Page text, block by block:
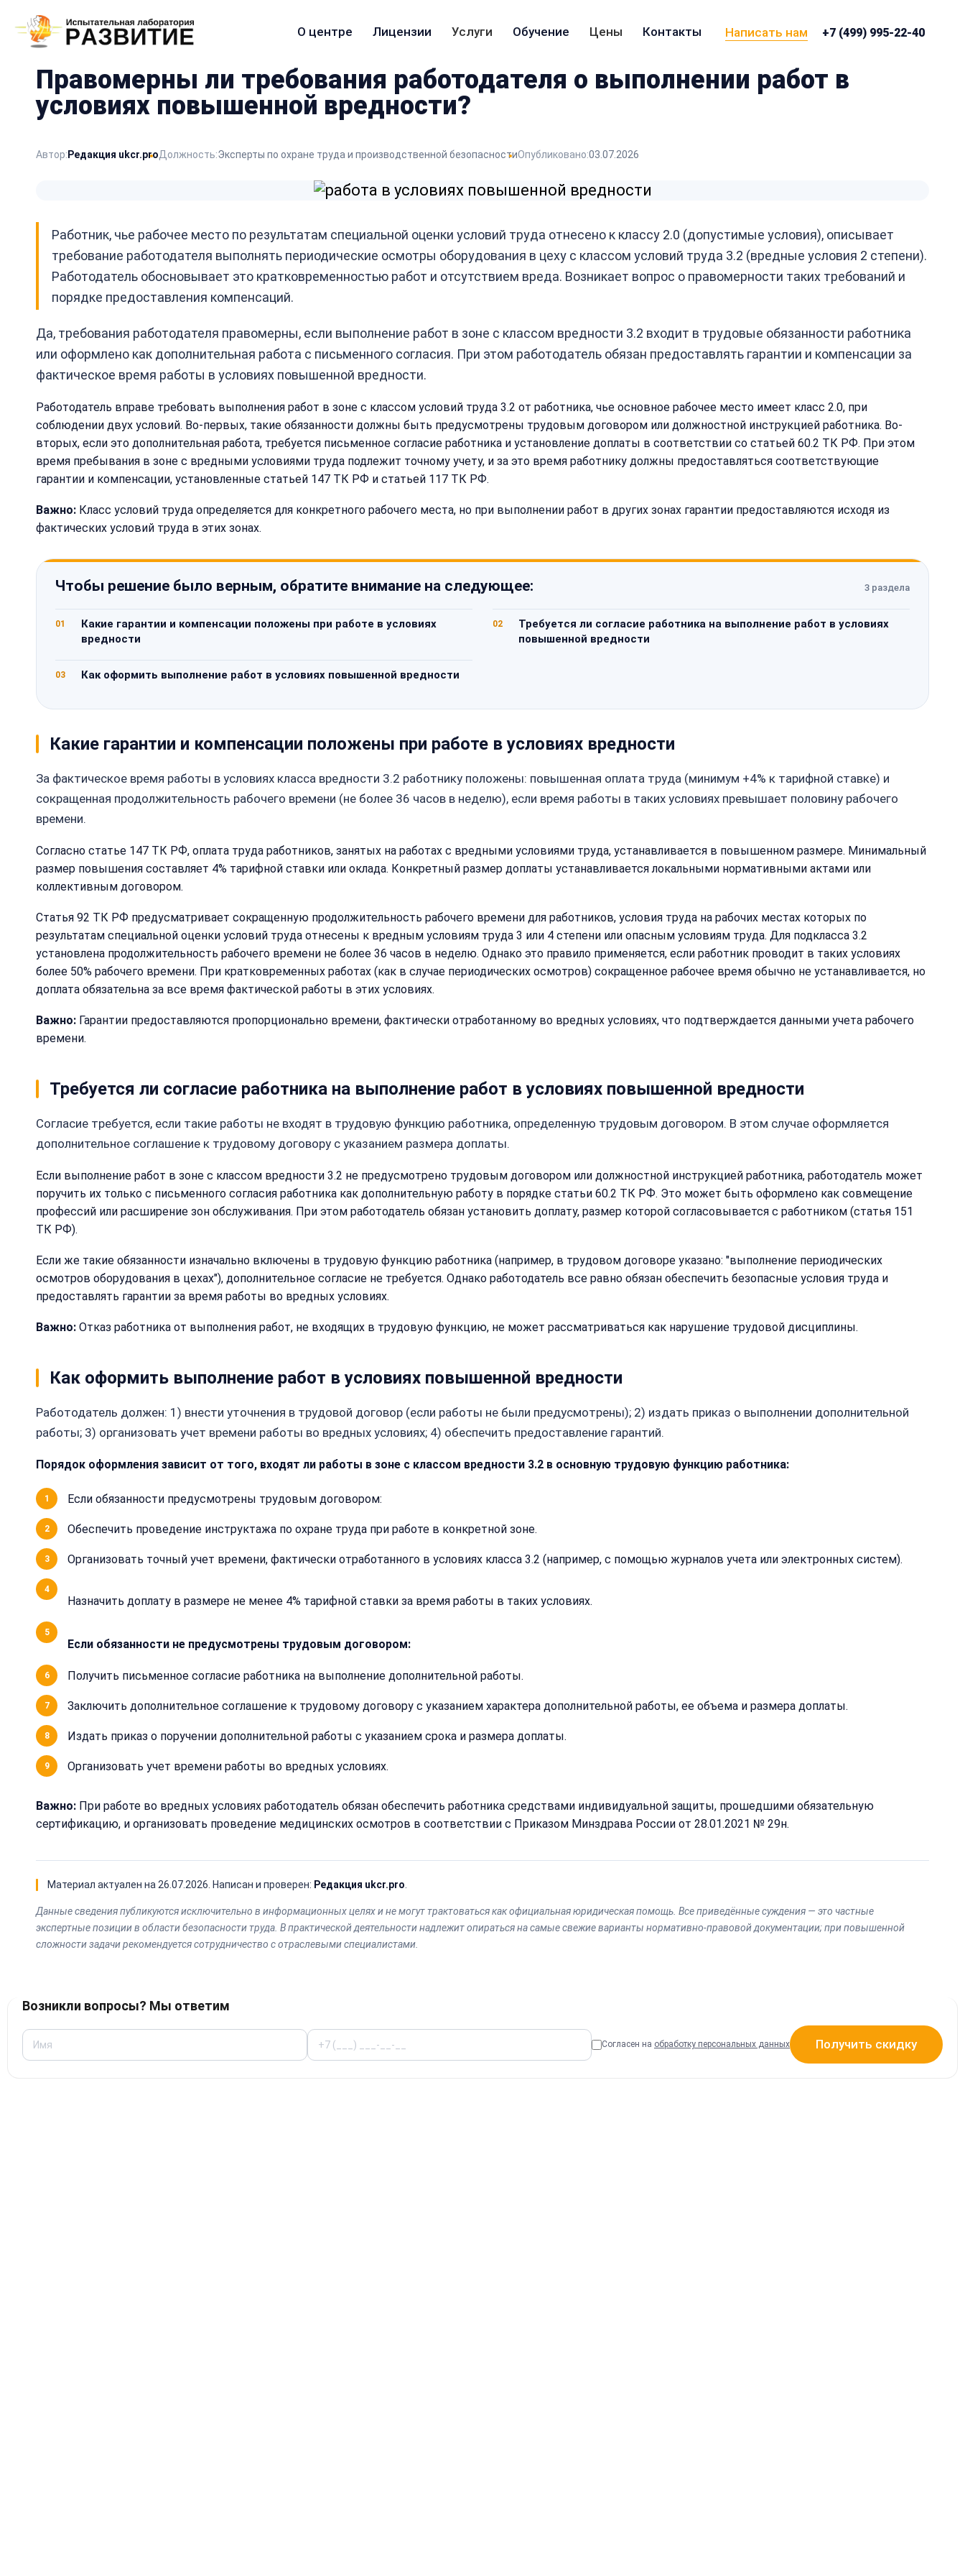
О центре Лицензии Услуги Обучение Цены Контакты Написать нам +7 (499) 995-22-40
Закрыть
меню
Правомерны ли требования работодателя о выполнении работ в
условиях повышенной вредности?
Автор: Редакция ukcr.proДолжность:Эксперты по охране труда и производственной безопасностиОпубликовано:03.07.2026
Работник, чье рабочее место по результатам специальной оценки условий труда отнесено к классу 2.0 (допустимые условия), описывает
требование работодателя выполнять периодические осмотры оборудования в цеху с классом условий труда 3.2 (вредные условия 2 степени).
Работодатель обосновывает это кратковременностью работ и отсутствием вреда. Возникает вопрос о правомерности таких требований и
порядке предоставления компенсаций.
Да, требования работодателя правомерны, если выполнение работ в зоне с классом вредности 3.2 входит в трудовые обязанности работника
или оформлено как дополнительная работа с письменного согласия. При этом работодатель обязан предоставлять гарантии и компенсации за
фактическое время работы в условиях повышенной вредности.
Работодатель вправе требовать выполнения работ в зоне с классом условий труда 3.2 от работника, чье основное рабочее место имеет класс 2.0, при
соблюдении двух условий. Во-первых, такие обязанности должны быть предусмотрены трудовым договором или должностной инструкцией работника. Во-
вторых, если это дополнительная работа, требуется письменное согласие работника и установление доплаты в соответствии со статьей 60.2 ТК РФ. При этом
время пребывания в зоне с вредными условиями труда подлежит точному учету, и за это время работнику должны предоставляться соответствующие
гарантии и компенсации, установленные статьей 147 ТК РФ и статьей 117 ТК РФ.
Важно: Класс условий труда определяется для конкретного рабочего места, но при выполнении работ в других зонах гарантии предоставляются исходя из
фактических условий труда в этих зонах.
Чтобы решение было верным, обратите внимание на следующее: 3 раздела
01
Какие гарантии и компенсации положены при работе в условиях
вредности
02
Требуется ли согласие работника на выполнение работ в условиях
повышенной вредности
03 Как оформить выполнение работ в условиях повышенной вредности
Какие гарантии и компенсации положены при работе в условиях вредности
За фактическое время работы в условиях класса вредности 3.2 работнику положены: повышенная оплата труда (минимум +4% к тарифной ставке) и
сокращенная продолжительность рабочего времени (не более 36 часов в неделю), если время работы в таких условиях превышает половину рабочего
времени.
Согласно статье 147 ТК РФ, оплата труда работников, занятых на работах с вредными условиями труда, устанавливается в повышенном размере. Минимальный
размер повышения составляет 4% тарифной ставки или оклада. Конкретный размер доплаты устанавливается локальными нормативными актами или
коллективным договором.
Статья 92 ТК РФ предусматривает сокращенную продолжительность рабочего времени для работников, условия труда на рабочих местах которых по
результатам специальной оценки условий труда отнесены к вредным условиям труда 3 или 4 степени или опасным условиям труда. Для подкласса 3.2
установлена продолжительность рабочего времени не более 36 часов в неделю. Однако это правило применяется, если работник проводит в таких условиях
более 50% рабочего времени. При кратковременных работах (как в случае периодических осмотров) сокращенное рабочее время обычно не устанавливается, но
доплата обязательна за все время фактической работы в этих условиях.
Важно: Гарантии предоставляются пропорционально времени, фактически отработанному во вредных условиях, что подтверждается данными учета рабочего
времени.
Требуется ли согласие работника на выполнение работ в условиях повышенной вредности
Согласие требуется, если такие работы не входят в трудовую функцию работника, определенную трудовым договором. В этом случае оформляется
дополнительное соглашение к трудовому договору с указанием размера доплаты.
Если выполнение работ в зоне с классом вредности 3.2 не предусмотрено трудовым договором или должностной инструкцией работника, работодатель может
поручить их только с письменного согласия работника как дополнительную работу в порядке статьи 60.2 ТК РФ. Это может быть оформлено как совмещение
профессий или расширение зон обслуживания. При этом работодатель обязан установить доплату, размер которой согласовывается с работником (статья 151
ТК РФ).
Если же такие обязанности изначально включены в трудовую функцию работника (например, в трудовом договоре указано: "выполнение периодических
осмотров оборудования в цехах"), дополнительное согласие не требуется. Однако работодатель все равно обязан обеспечить безопасные условия труда и
предоставлять гарантии за время работы во вредных условиях.
Важно: Отказ работника от выполнения работ, не входящих в трудовую функцию, не может рассматриваться как нарушение трудовой дисциплины.
Как оформить выполнение работ в условиях повышенной вредности
Работодатель должен: 1) внести уточнения в трудовой договор (если работы не были предусмотрены); 2) издать приказ о выполнении дополнительной
работы; 3) организовать учет времени работы во вредных условиях; 4) обеспечить предоставление гарантий.
Порядок оформления зависит от того, входят ли работы в зоне с классом вредности 3.2 в основную трудовую функцию работника:
Если обязанности предусмотрены трудовым договором:
Обеспечить проведение инструктажа по охране труда при работе в конкретной зоне.
Организовать точный учет времени, фактически отработанного в условиях класса 3.2 (например, с помощью журналов учета или электронных систем).
Назначить доплату в размере не менее 4% тарифной ставки за время работы в таких условиях.
Если обязанности не предусмотрены трудовым договором:
Получить письменное согласие работника на выполнение дополнительной работы.
Заключить дополнительное соглашение к трудовому договору с указанием характера дополнительной работы, ее объема и размера доплаты.
Издать приказ о поручении дополнительной работы с указанием срока и размера доплаты.
Организовать учет времени работы во вредных условиях.
Важно: При работе во вредных условиях работодатель обязан обеспечить работника средствами индивидуальной защиты, прошедшими обязательную
сертификацию, и организовать проведение медицинских осмотров в соответствии с Приказом Минздрава России от 28.01.2021 № 29н.
Материал актуален на 26.07.2026 . Написан и проверен: Редакция ukcr.pro
Данные сведения публикуются исключительно в информационных целях и не могут трактоваться как официальная юридическая помощь. Все приведённые суждения — это частные
экспертные позиции в области безопасности труда. В практической деятельности надлежит опираться на самые свежие варианты нормативно-правовой документации; при повышенной
сложности задачи рекомендуется сотрудничество с отраслевыми специалистами.
Возникли вопросы? Мы ответим
Согласен на обработку персональных данных Получить скидку
Написать
Имя:
Согласен на
обработку
Бесплатная
Оставьте
имя
перезвоним
стоимость
Имя:
Телефон:
Добавить
Согласен на
данных
Получить расчёт
Или
995-
22-
40